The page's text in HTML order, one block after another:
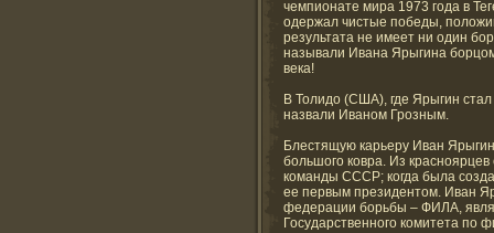
чемпионате мира 1973 года в
одержал чистые победы,
результата не имеет ни один
называли Ивана Ярыгина
века!
В Толидо (США), где Ярыгин
назвали Иваном Грозным.
Блестящую карьеру Иван
большого ковра. Из
команды СССР; когда была
ее первым президентом. Иван
федерации борьбы – ФИЛА,
Государственного комитета по